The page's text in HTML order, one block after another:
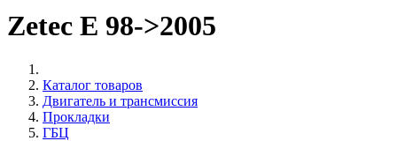
Zetec E 98->2005
Каталог товаров
Двигатель и трансмиссия
Прокладки
ГБЦ